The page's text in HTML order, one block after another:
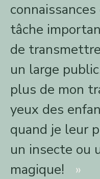
tâche
de
un large
plus de mon
yeux des
quand je leur
un insecte ou
magique!